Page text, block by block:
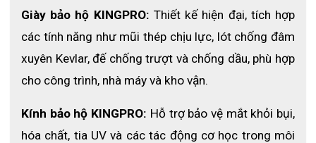
Ứng dụng thực tế
Giày bảo hộ KINGPRO: Thiết kế hiện đại, tích hợp
các tính năng như mũi thép chịu lực, lót chống đâm
xuyên Kevlar, đế chống trượt và chống dầu, phù hợp
cho công trình, nhà máy và kho vận.
Kính bảo hộ KINGPRO: Hỗ trợ bảo vệ mắt khỏi bụi,
hóa chất, tia UV và các tác động cơ học trong môi